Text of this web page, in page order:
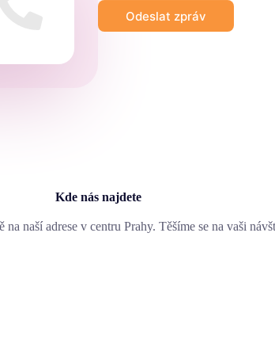
Odeslat zpráv
Kde nás najdete
na naší adrese v centru Prahy. Těšíme se na vaši